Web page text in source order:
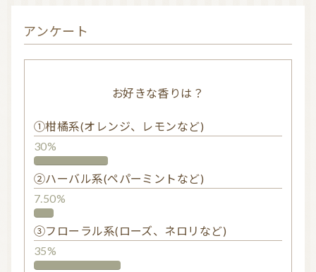
アンケート
お好きな香りは？
①柑橘系(オレンジ、レモンなど)
30%
②ハーバル系(ペパーミントなど)
7.50%
③フローラル系(ローズ、ネロリなど)
35%